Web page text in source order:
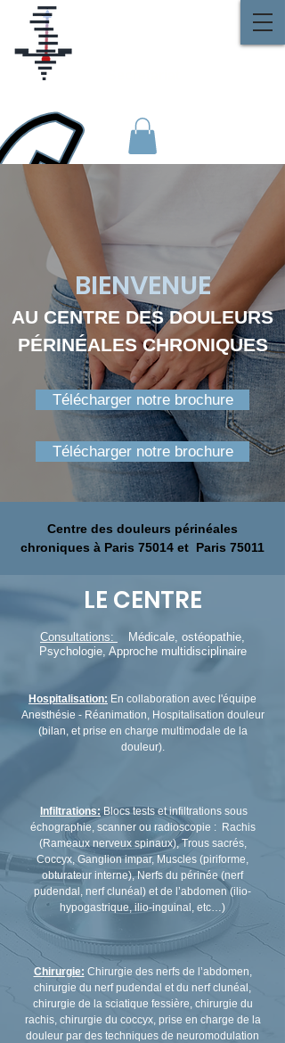
BIENVENUE
AU CENTRE DES DOULEURS
PÉRINÉALESCHRONIQUES
Télécharger notre brochure
Télécharger notre brochure
Centre des douleurs périnéales
chroniques à Paris 75014 et Paris 75011
LE CENTRE
Consultations:
Médicale, ostéopathie,
Psychologie, Approche multidisciplinaire
Hospitalisation: En collaboration avec l'équipe
Anesthésie - Réanimation, Hospitalisation douleur
(bilan, et prise en charge multimodale de la
douleur).
Infiltrations: Blocs tests et infiltrations sous
échographie, scanner ou radioscopie : Rachis
(Rameaux nerveux spinaux), Trous sacrés,
Coccyx, Ganglion impar, Muscles (piriforme,
obturateur interne),Nerfs du périnée (nerf
pudendal, nerf clunéal) et de l’abdomen (ilio-
hypogastrique, ilio-inguinal, etc…)
​
Chirurgie: Chirurgie des nerfs de l’abdomen,
chirurgie du nerf pudendal et du nerf clunéal,
chirurgie de la sciatique fessière, chirurgie du
rachis, chirurgie du coccyx, prise en charge de la
douleur par des techniques de neuromodulation